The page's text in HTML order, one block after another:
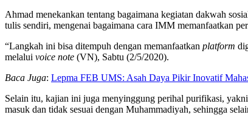
Ahmad menekankan tentang bagaimana kegiatan dakwah
tulis sendiri, mengenai bagaimana cara IMM memanfaatkan
“Langkah ini bisa ditempuh dengan memanfaatkan platform
melalui voice note (VN), Sabtu (2/5/2020).
Baca Juga: Lepma FEB UMS: Asah Daya Pikir Inovatif
Selain itu, kajian ini juga menyinggung perihal purifikasi,
masuk dan tidak sesuai dengan Muhammadiyah, sehingga